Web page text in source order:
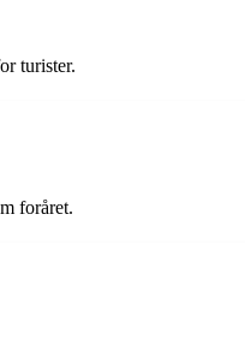
turister.
foråret.